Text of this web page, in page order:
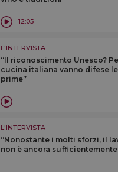
12:05
L'INTERVISTA
“Il riconoscimento Unesco?
cucina italiana vanno difese
prime”
L'INTERVISTA
“Nonostante i molti sforzi, il
non è ancora